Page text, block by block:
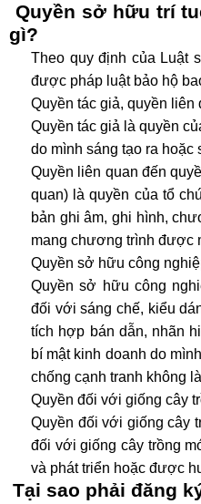
Quyền sở hữu trí
gì?
Theo quy định của Luật
được pháp luật bảo hộ
Quyền tác giả, quyền liên
Quyền tác giả là quyền
do mình sáng tạo ra hoặc
Quyền liên quan đến
quan) là quyền của tổ
bản ghi âm, ghi hình,
mang chương trình được
Quyền sở hữu công
Quyền sở hữu công
đối với sáng chế, kiểu
tích hợp bán dẫn, nhãn
bí mật kinh doanh do
chống cạnh tranh không
Quyền đối với giống cây
Quyền đối với giống cây
đối với giống cây trồng
và phát triển hoặc được
Tại sao phải đăng